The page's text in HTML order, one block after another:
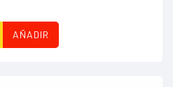
AÑADIR